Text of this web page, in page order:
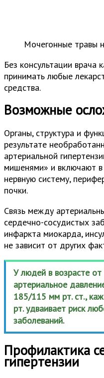
Мочегонные травы
Без консультации врача
принимать любые
средства.
Возможные
Органы, структура и
результате
артериальной
мишенями» и включают
нервную систему,
почки.
Связь между
сердечно-сосудистых
инфаркта миокарда,
не зависит от других
У людей в возрасте
артериальное
185/115 мм рт. ст.,
рт. удваивает риск
заболеваний.
Профилактика
гипертензии